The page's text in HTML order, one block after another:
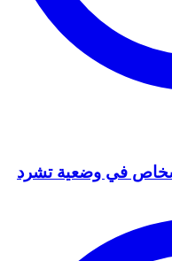
في وضعية تشرد